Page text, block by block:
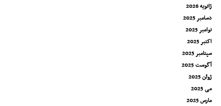
ژانویه 2026
دسامبر 2025
نوامبر 2025
اکتبر 2025
سپتامبر 2025
آگوست 2025
ژوئن 2025
می 2025
مارس 2025